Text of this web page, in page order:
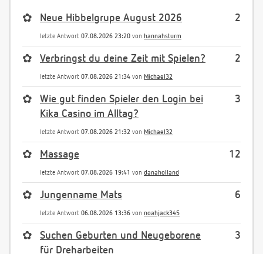
2
✿ Neue Hibbelgrupe August 2026
letzte Antwort 07.08.2026 23:20 von hannahsturm
2
✿ Verbringst du deine Zeit mit Spielen?
letzte Antwort 07.08.2026 21:34 von Michael32
3
✿
Wie gut finden Spieler den Login bei
Kika Casino im Alltag?
letzte Antwort 07.08.2026 21:32 von Michael32
12
✿ Massage
letzte Antwort 07.08.2026 19:41 von danaholland
6
✿ Jungenname Mats
letzte Antwort 06.08.2026 13:36 von noahjack345
3
✿
Suchen Geburten und Neugeborene
für Dreharbeiten